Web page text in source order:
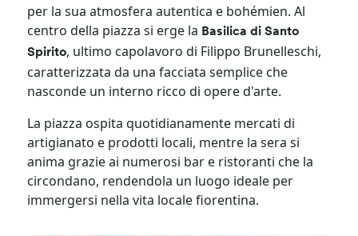
per la sua atmosfera autentica e bohémien. Al
centro della piazza si erge la Basilica di Santo
Spirito, ultimo capolavoro di Filippo Brunelleschi,
caratterizzata da una facciata semplice che
nasconde un interno ricco di opere d'arte.
La piazza ospita quotidianamente mercati di
artigianato e prodotti locali, mentre la sera si
anima grazie ai numerosi bar e ristoranti che la
circondano, rendendola un luogo ideale per
immergersi nella vita locale fiorentina.